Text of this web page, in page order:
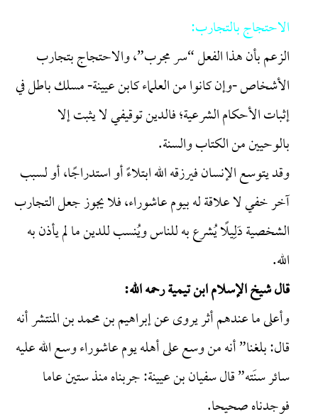
الاحتجاج بالتجارب:
الزعم بأن هذا الفعل “سر مجرب”، والاحتجاج بتجارب
الأشخاص -وإن كانوا من العلماء كابن عيينة- مسلك باطل في
إثبات الأحكام الشرعية؛ فالدين توقيفي لا يثبت إلا
بالوحيين من الكتاب والسنة.
وقد يتوسع الإنسان فيرزقه الله ابتلاءً أو استدراجًا، أو لسبب
آخر خفي لا علاقة له بيوم عاشوراء، فلا يجوز جعل التجارب
الشخصية دَلِيلًا يُشرع به للناس ويُنسب للدين ما لم يأذن به
الله.
قال شيخ الإسلام ابن تيمية رحمه الله:
وأعلى ما عندهم أثر يروى عن إبراهيم بن محمد بن المنتشر أنه
قال: بلغنا” أنه من وسع على أهله يوم عاشوراء وسع الله عليه
سائر سنَته” قال سفيان بن عيينة: جربناه منذ ستين عاما
فوجدناه صحيحا.